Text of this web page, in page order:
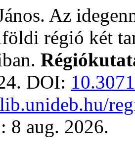
Az
régió két
DOI:
8 aug. 2026.